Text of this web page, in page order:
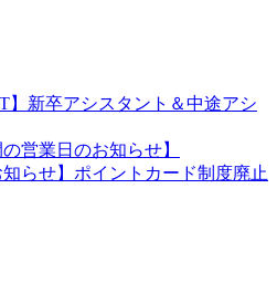
】新卒アシスタント＆中途アシ
の営業日のお知らせ】
知らせ】ポイントカード制度廃止